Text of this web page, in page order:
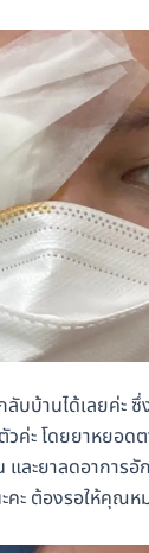
ลับบ้านได้เลยค่ะ
ค่ะ โดยยาหยอดต
และยาลดอาการ
คะ ต้องรอให้คุณ